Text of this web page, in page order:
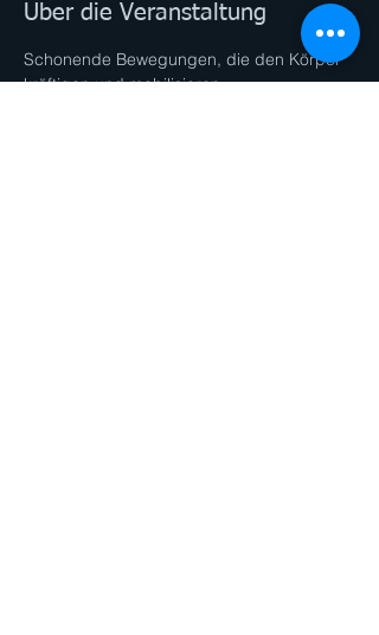
Über die Veranstaltung
Schonende Bewegungen, die den Körper
kräftigen und mobilisieren.